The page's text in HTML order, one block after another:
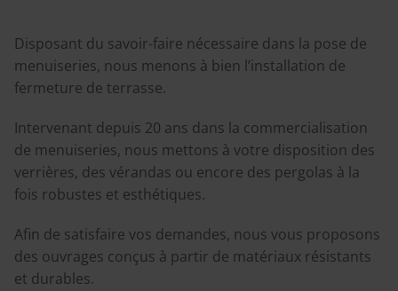
Disposant du savoir-faire nécessaire dans la pose de
menuiseries, nous menons à bien l’installation de
fermeture de terrasse.
Intervenant depuis 20 ans dans la commercialisation
de menuiseries, nous mettons à votre disposition des
verrières, des vérandas ou encore des pergolas à la
fois robustes et esthétiques.
Afin de satisfaire vos demandes, nous vous proposons
des ouvrages conçus à partir de matériaux résistants
et durables.